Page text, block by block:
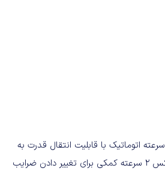
هر دو مدل به گیربکس 10 سرعته اتوماتیک با قابلیت انتقال قدرت به
هر چهارچرخ مجهز به گیربکس 2 سرعته کمکی برای تغییر دادن ضرایب